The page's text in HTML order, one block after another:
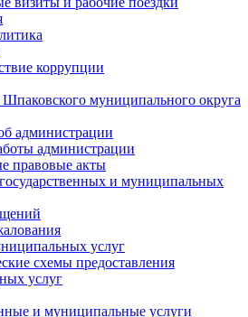
коррупции
муниципального округа
администрации
администрации
правовые акты
и муниципальных
услуг
схемы предоставления
услуг
и муниципальные услуги